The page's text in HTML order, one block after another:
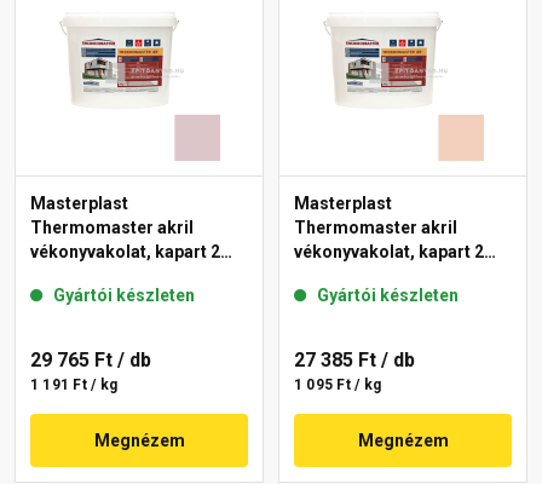
Masterplast
Thermomaster akril
vékonyvakolat, kapart 2
Gyártói készleten
29 765 Ft / db
1 191 Ft / kg
Megnézem
Masterplast
Thermomaster akril
vékonyvakolat, kapart 2
Gyártói készleten
27 385 Ft / db
1 095 Ft / kg
Megnézem